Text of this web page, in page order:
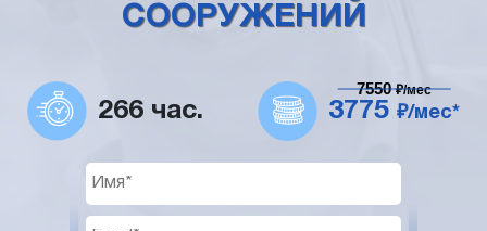
СООРУЖЕНИЙ
266 час. 3775 ₽/мес*
7550₽/мес